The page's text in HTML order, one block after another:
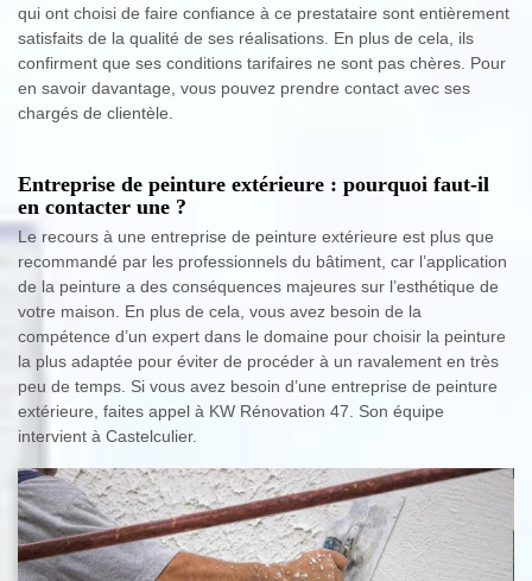
qui ont choisi de faire confiance à ce prestataire sont entièrement
satisfaits de la qualité de ses réalisations. En plus de cela, ils
confirment que ses conditions tarifaires ne sont pas chères. Pour
en savoir davantage, vous pouvez prendre contact avec ses
chargés de clientèle.
Entreprise de peinture extérieure : pourquoi faut-il
en contacter une ?
Le recours à une entreprise de peinture extérieure est plus que
recommandé par les professionnels du bâtiment, car l’application
de la peinture a des conséquences majeures sur l’esthétique de
votre maison. En plus de cela, vous avez besoin de la
compétence d’un expert dans le domaine pour choisir la peinture
la plus adaptée pour éviter de procéder à un ravalement en très
peu de temps. Si vous avez besoin d’une entreprise de peinture
extérieure, faites appel à KW Rénovation 47. Son équipe
intervient à Castelculier.